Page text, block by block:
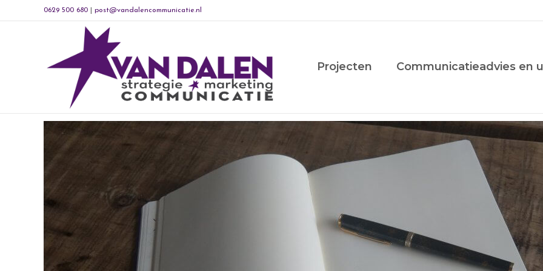
0629 500 680 post@vandalencommunicatie.nl
Projecten Communicatieadvies en